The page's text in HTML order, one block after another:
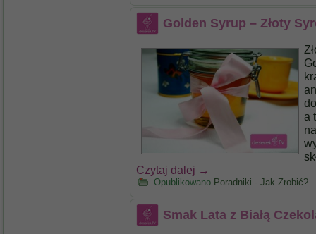
Golden Syrup – Złoty
a
Czytaj dalej →
Opublikowano Poradniki - Jak Zrobić?
Smak Lata z Białą